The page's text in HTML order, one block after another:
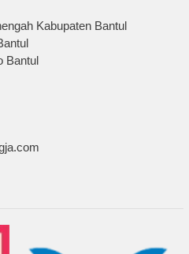
Kabupaten Bantul
Bantul